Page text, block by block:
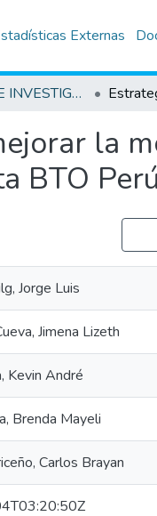
Externas
TRABAJOS DE INVESTIGACIÓN
la
BTO
Jorge Luis
Jimena Lizeth
Kevin André
Brenda Mayeli
Carlos Brayan